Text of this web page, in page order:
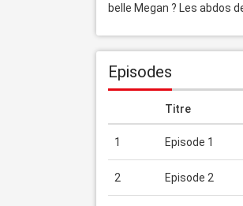
belle Megan ? Les abdos
Episodes
Titre
1 Episode 1
2 Episode 2